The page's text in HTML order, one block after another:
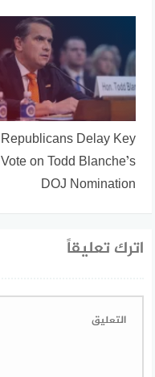
Republicans Delay Key
Vote on Todd Blanche’s
DOJ Nomination
اترك تعليقاً